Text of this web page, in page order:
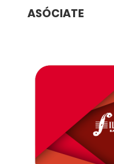
ASÓCIATE